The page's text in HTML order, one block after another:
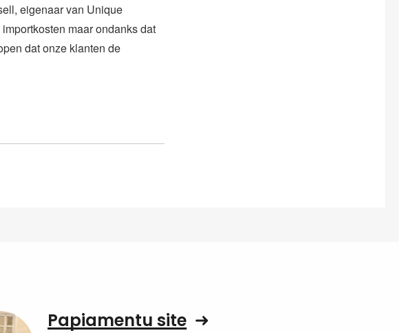
eigenaar van Unique
maar ondanks dat
dat onze klanten de
Papiamentu site